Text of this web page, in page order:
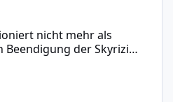
nicht mehr als
Beendigung der Skyrizi